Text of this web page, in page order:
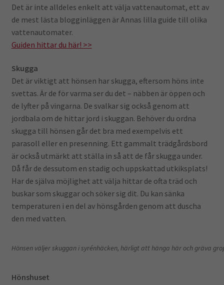
Det är inte alldeles enkelt att välja vattenautomat, ett av
de mest lästa blogginläggen är Annas lilla guide till olika
vattenautomater.
Guiden hittar du här! >>
Skugga
Det är viktigt att hönsen har skugga, eftersom höns inte
svettas. Är de för varma ser du det – näbben är öppen och
de lyfter på vingarna. De svalkar sig också genom att
jordbala om de hittar jord i skuggan. Behöver du ordna
skugga till hönsen går det bra med exempelvis ett
parasoll eller en presenning. Ett gammalt trädgårdsbord
är också utmärkt att ställa in så att de får skugga under.
Då får de dessutom en stadig och uppskattad utkiksplats!
Har de själva möjlighet att välja hittar de ofta träd och
buskar som skuggar och söker sig dit. Du kan sänka
temperaturen i en del av hönsgården genom att duscha
den med vatten.
Hönsen väljer skuggan i syrénhäcken, härligt att hänga här och gräva
Hönshuset